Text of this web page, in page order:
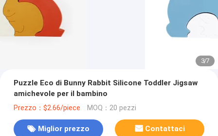
3/7
Puzzle Eco di Bunny Rabbit Silicone Toddler Jigsaw
amichevole per il bambino
Prezzo：$2.66/piece MOQ：20 pezzi
Miglior prezzo Contattaci